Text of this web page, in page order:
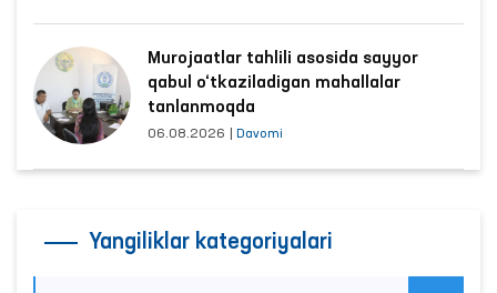
Murojaatlar tahlili asosida sayyor
qabul o‘tkaziladigan mahallalar
tanlanmoqda
06.08.2026 Davomi
Yangiliklar kategoriyalari